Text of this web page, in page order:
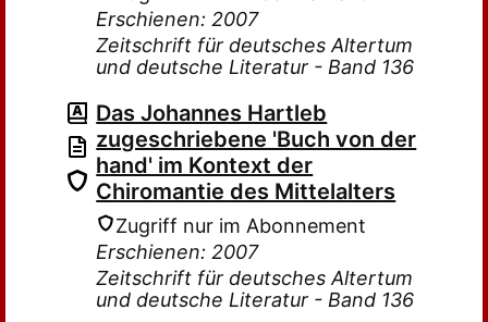
Erschienen: 2007
Zeitschrift für deutsches Altertum
und deutsche Literatur - Band 136
Das Johannes Hartleb
zugeschriebene 'Buch von der
hand' im Kontext der
Chiromantie des Mittelalters
Zugriff nur im Abonnement
Erschienen: 2007
Zeitschrift für deutsches Altertum
und deutsche Literatur - Band 136